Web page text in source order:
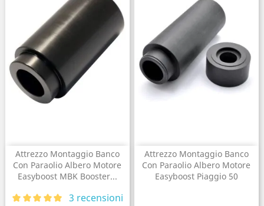
Attrezzo Montaggio Banco
Con Paraolio Albero Motore
Easyboost MBK Booster...
3 recensioni
Attrezzo Montaggio Banco
Con Paraolio Albero Motore
Easyboost Piaggio 50